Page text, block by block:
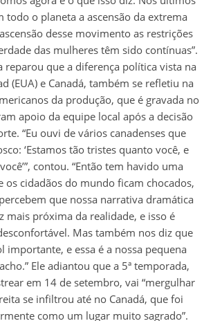
todo o planeta a ascensão da extrema
desse movimento as restrições
das mulheres têm sido contínuas”.
reparou que a diferença política vista na
(EUA) e Canadá, também se refletiu na
da produção, que é gravada no
apoio da equipe local após a decisão
“Eu ouvi de vários canadenses que
‘Estamos tão tristes quanto você, e
contou. “Então tem havido uma
os cidadãos do mundo ficam chocados,
que nossa narrativa dramática
mais próxima da realidade, e isso é
Mas também nos diz que
importante, e essa é a nossa pequena
Ele adiantou que a 5ª temporada,
em 14 de setembro, vai “mergulhar
se infiltrou até no Canadá, que foi
como um lugar muito sagrado”.